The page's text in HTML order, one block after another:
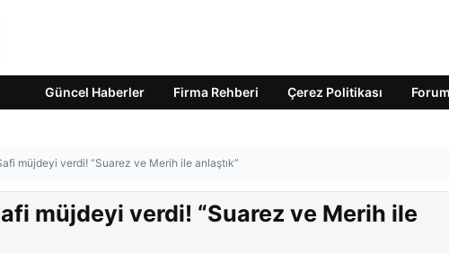
Güncel Haberler Firma Rehberi Çerez Politikası Forum
müjdeyi verdi! “Suarez ve Merih ile anlaştık”
müjdeyi verdi! “Suarez ve Merih ile